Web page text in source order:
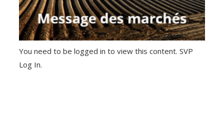
You need to be logged in to view this content. SVP
Log In.